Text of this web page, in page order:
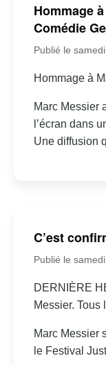
Hommage
Comédie
Publié le
Hommage à
Marc Messier
l’écran dans
Une diffusion
C’est
Publié le
DERNIÈRE
Messier.
Marc Messier
le Festival